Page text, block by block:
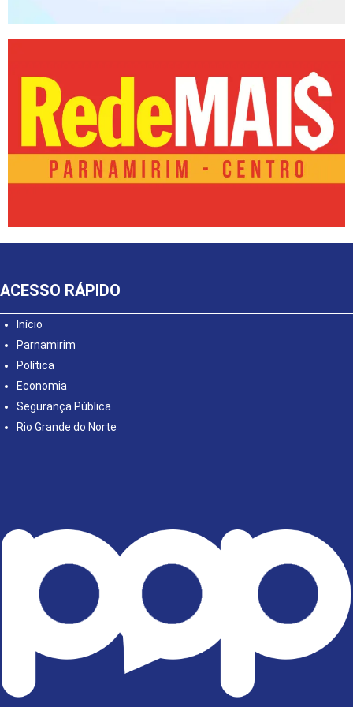
ACESSO RÁPIDO
Início
Parnamirim
Política
Economia
Segurança Pública
Rio Grande do Norte